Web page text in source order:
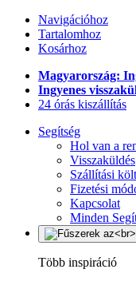
Navigációhoz
Tartalomhoz
Kosárhoz
Magyarország:
Ingyenes
24 órás kiszállítás
Segítség
Hol van a
Visszaküldés
Szállítási
Fizetési
Kapcsolat
Minden
Több inspiráció